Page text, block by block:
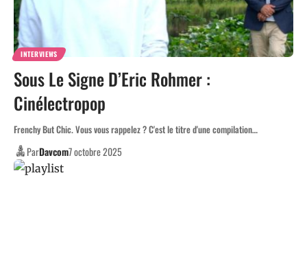
INTERVIEWS
Sous Le Signe D’Eric Rohmer :
Cinélectropop
Frenchy But Chic. Vous vous rappelez ? C'est le titre d'une compilation…
ParDavcom7 octobre 2025